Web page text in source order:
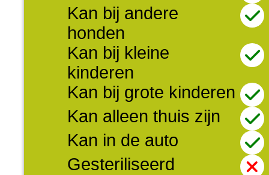
Kan bij andere
honden
Kan bij kleine
kinderen
Kan bij grote kinderen
Kan alleen thuis zijn
Kan in de auto
Gesteriliseerd